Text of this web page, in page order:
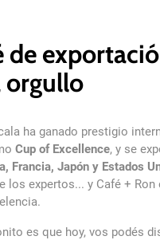
de
orgullo
ha ganado prestigio
Cup of Excellence, y se
Francia, Japón y Estados
los expertos... y Café + Ron
es que hoy, vos podés